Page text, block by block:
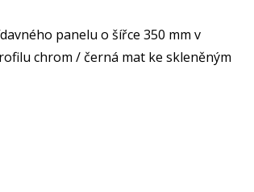
panelu o šířce 350 mm v
chrom / černá mat ke skleněným